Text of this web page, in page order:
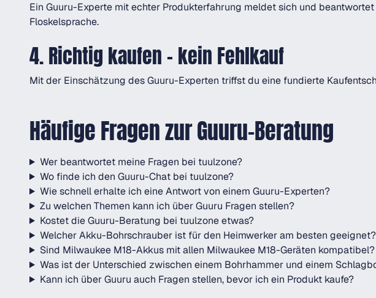
Ein Guuru-Experte mit echter Produkterfahrung meldet sich und
Floskelsprache.
4. Richtig kaufen – kein Fehlkauf
Mit der Einschätzung des Guuru-Experten triffst du eine fundierte
Häufige Fragen zur Guuru-Beratung
Wer beantwortet meine Fragen bei tuulzone?
Wo finde ich den Guuru-Chat bei tuulzone?
Wie schnell erhalte ich eine Antwort von einem Guuru-Experten?
Zu welchen Themen kann ich über Guuru Fragen stellen?
Kostet die Guuru-Beratung bei tuulzone etwas?
Welcher Akku-Bohrschrauber ist für den Heimwerker am besten geeignet?
Sind Milwaukee M18-Akkus mit allen Milwaukee M18-Geräten kompatibel?
Was ist der Unterschied zwischen einem Bohrhammer und einem
Kann ich über Guuru auch Fragen stellen, bevor ich ein Produkt kaufe?